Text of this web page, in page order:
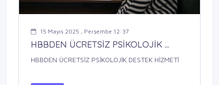
15 Mayıs 2025 , Perşembe 12:37
HBBDEN ÜCRETSİZ PSİKOLOJİK ...
HBBDEN ÜCRETSİZ PSİKOLOJİK DESTEK HİZMETİ